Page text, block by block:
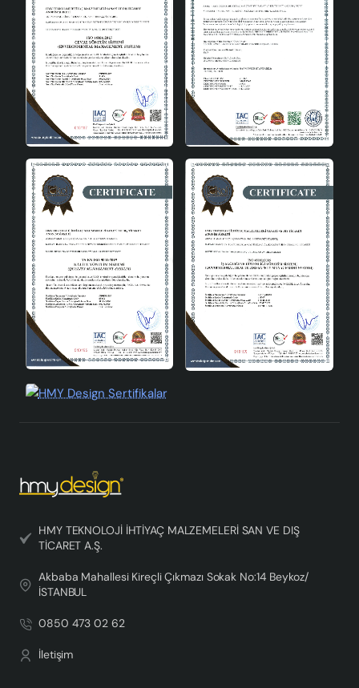
HMY TEKNOLOJİ İHTİYAÇ MALZEMELERİ SAN VE DIŞ
TİCARET A.Ş.
Akbaba Mahallesi Kireçli Çıkmazı Sokak No:14 Beykoz/
İSTANBUL
0850 473 02 62
İletişim